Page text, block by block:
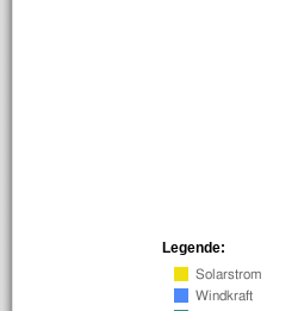
Legende: